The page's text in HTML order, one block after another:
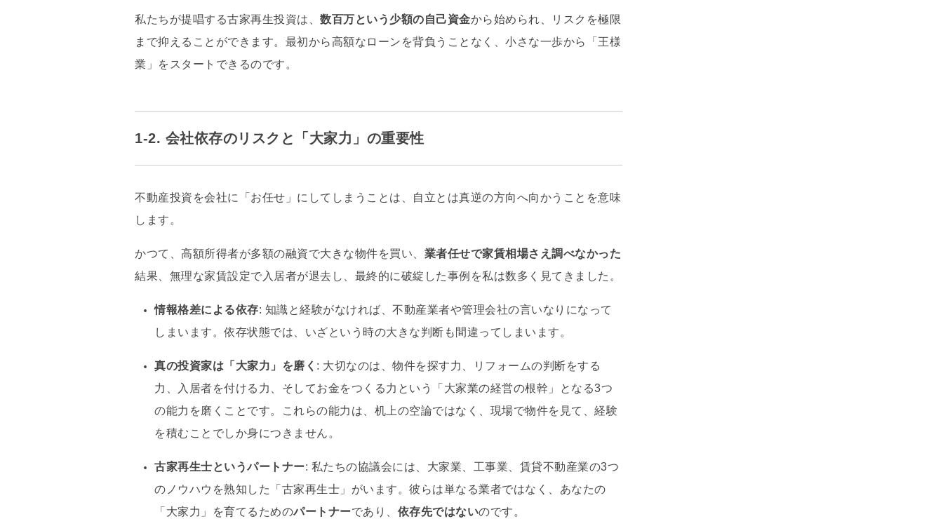
私たちが提唱する古家再生投資は、 数百万という少額の自己資金から始められ 、リスクを極限
まで抑えることができます。最初から高額なローンを背負うことなく、小さな一歩から「王様
業」
をスタートできるのです。
1-2. 会社依存のリスクと「大家力」の重要性
不動産投資を会社に「お任せ」にしてしまうことは、自立とは真逆の方向へ向かうことを意味
します 。
かつて、高額所得者が多額の融資で大きな物件を買い、 業者任せで家賃相場さえ調べなかった
結果、無理な家賃設定で入居者が退去し、最終的に破綻した事例を私は数多く見てきました 。
情報格差による依存: 知識と経験がなければ、不動産業者や管理会社の言いなりになって
しまいます 。依存状態では、いざという時の大きな判断も間違ってしまいます 。
真の投資家は「大家力」を磨く : 大切なのは、物件を探す力、リフォームの判断をする
力、入居者を付ける力、そしてお金をつくる力という「大家業の経営の根幹」となる3つ
の能力を磨くことです。これらの能力は、机上の空論ではなく、現場で物件を見て、経験
を積むことでしか身につきません 。
古家再生士というパートナー: 私たちの協議会には、大家業、工事業、賃貸不動産業の3つ
のノウハウを熟知した「古家再生士」がいます 。彼らは単なる業者ではなく、あなたの
「大家力」を育てるためのパートナーであり 依存先ではないのです。